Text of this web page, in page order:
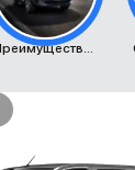
Преимущества автомобилей Peugeot